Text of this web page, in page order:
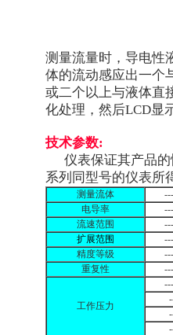
测量流量时，导电性
体的流动感应出一个
或二个以上与液体直
化处理，然后LCD显
技术参数:
仪表保证其产品的
系列同型号的仪表所
测量流体
电导率
流速范围
扩展范围
精度等级
重复性
工作压力